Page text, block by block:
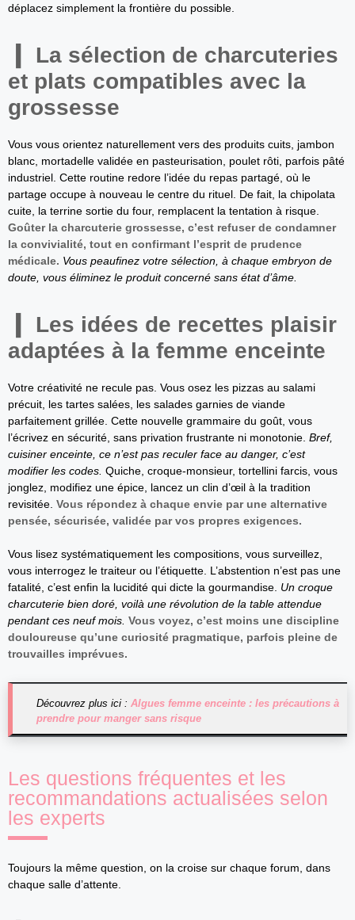
déplacez simplement la frontière du possible.
La sélection de charcuteries
et plats compatibles avec la
grossesse
Vous vous orientez naturellement vers des produits cuits, jambon
blanc, mortadelle validée en pasteurisation, poulet rôti, parfois pâté
industriel. Cette routine redore l’idée du repas partagé, où le
partage occupe à nouveau le centre du rituel. De fait, la chipolata
cuite, la terrine sortie du four, remplacent la tentation à risque.
Goûter la charcuterie grossesse, c’est refuser de condamner
la convivialité, tout en confirmant l’esprit de prudence
médicale. Vous peaufinez votre sélection, à chaque embryon de
doute, vous éliminez le produit concerné sans état d’âme.
Les idées de recettes plaisir
adaptées à la femme enceinte
Votre créativité ne recule pas. Vous osez les pizzas au salami
précuit, les tartes salées, les salades garnies de viande
parfaitement grillée. Cette nouvelle grammaire du goût, vous
l’écrivez en sécurité, sans privation frustrante ni monotonie. Bref,
cuisiner enceinte, ce n’est pas reculer face au danger, c’est
modifier les codes. Quiche, croque-monsieur, tortellini farcis, vous
jonglez, modifiez une épice, lancez un clin d’œil à la tradition
revisitée. Vous répondez à chaque envie par une alternative
pensée, sécurisée, validée par vos propres exigences.
Vous lisez systématiquement les compositions, vous surveillez,
vous interrogez le traiteur ou l’étiquette. L’abstention n’est pas une
fatalité, c’est enfin la lucidité qui dicte la gourmandise. Un croque
charcuterie bien doré, voilà une révolution de la table attendue
pendant ces neuf mois. Vous voyez, c’est moins une discipline
douloureuse qu’une curiosité pragmatique, parfois pleine de
trouvailles imprévues.
Découvrez plus ici : Algues femme enceinte : les précautions à
prendre pour manger sans risque
Les questions fréquentes et les
recommandations actualisées selon
les experts
Toujours la même question, on la croise sur chaque forum, dans
chaque salle d’attente.